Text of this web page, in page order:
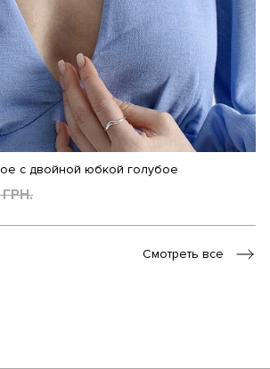
с двойной юбкой голубое
ГРН.
Смотреть все